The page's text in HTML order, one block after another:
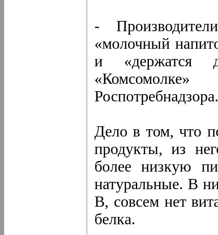
-
«молочный
и «держатся
Роспотребнадзора.
Дело в том, что
продукты, из
более низкую
натуральные. В
В, совсем нет
белка.